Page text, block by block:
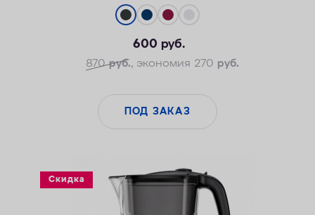
600 руб.
870руб., экономия 270 руб.
ПОД ЗАКАЗ
Скидка